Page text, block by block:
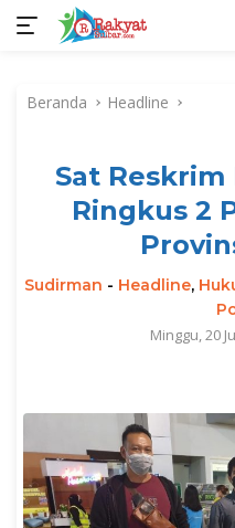
kontenBeranda Headline
Sat
Ringkus 2
Sudirman - Headline,
Minggu, 20